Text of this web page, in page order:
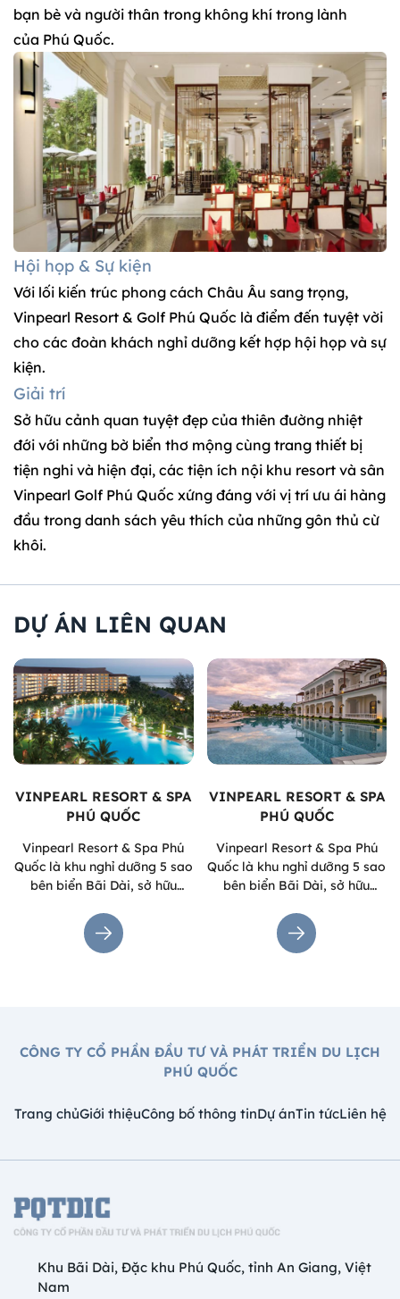
bạn bè và người thân trong không khí trong lành
của Phú Quốc.
Hội họp & Sự kiện
Với lối kiến trúc phong cách Châu Âu sang trọng,
Vinpearl Resort & Golf Phú Quốc là điểm đến tuyệt vời
cho các đoàn khách nghỉ dưỡng kết hợp hội họp và sự
kiện.
Giải trí
Sở hữu cảnh quan tuyệt đẹp của thiên đường nhiệt
đới với những bờ biển thơ mộng cùng trang thiết bị
tiện nghi và hiện đại, các tiện ích nội khu resort và sân
Vinpearl Golf Phú Quốc xứng đáng với vị trí ưu ái hàng
đầu trong danh sách yêu thích của những gôn thủ cừ
khôi.
DỰ ÁN LIÊN QUAN
VINPEARL RESORT & SPA
PHÚ QUỐC
Vinpearl Resort & Spa Phú
Quốc là khu nghỉ dưỡng 5 sao
bên biển Bãi Dài, sở hữu
thiên nhiên hoang sơ. Đây là
điểm đến lý tưởng để tận
VINPEARL RESORT & SPA
PHÚ QUỐC
Vinpearl Resort & Spa Phú
Quốc là khu nghỉ dưỡng 5 sao
bên biển Bãi Dài, sở hữu
thiên nhiên hoang sơ. Đây là
điểm đến lý tưởng để tận
CÔNG TY CỔ PHẦN ĐẦU TƯ VÀ PHÁT TRIỂN DU LỊCH
PHÚ QUỐC
Trang chủGiới thiệuCông bố thông tinDự ánTin tứcLiên hệ
Khu Bãi Dài, Đặc khu Phú Quốc, tỉnh An Giang, Việt
Nam